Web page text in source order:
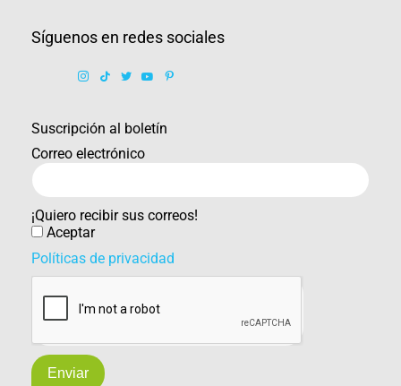
Síguenos en redes sociales
Suscripción al boletín
Correo electrónico
¡Quiero recibir sus correos!
Aceptar
Políticas de privacidad
Enviar